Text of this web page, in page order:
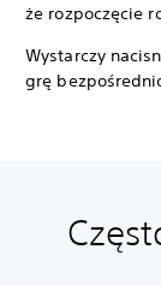
że rozpoczęcie
Wystarczy
grę